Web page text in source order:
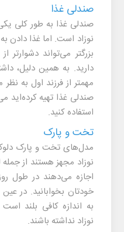
صندلی غذا
صندلی غذا به طور کلی
نوزاد است. اما غذا دادن
بزرگتر می‌تواند دشوارتر
دارید. به همین دلیل،
مهمتر از فرزند اول به
صندلی غذا تهیه کرده‌اید
استفاده کنید.
تخت و پارک
مدل‌های تخت و پارک
نوزاد مجهز هستند از
اجازه می‌دهند در طول
خودتان بخوابانید. در
به اندازه کافی بلند
نوزاد نداشته باشند.